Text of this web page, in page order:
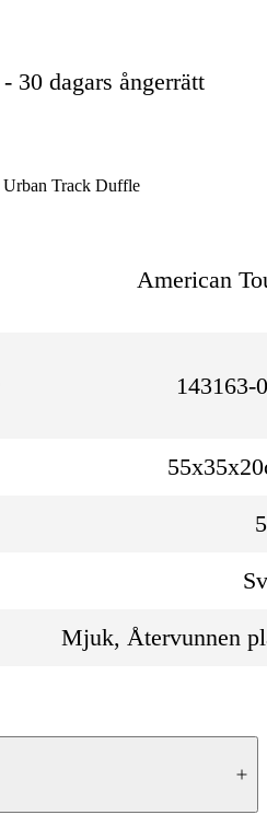
30 dagars ångerrätt
Track Duffle
American
143163-
Mjuk, Återvunnen